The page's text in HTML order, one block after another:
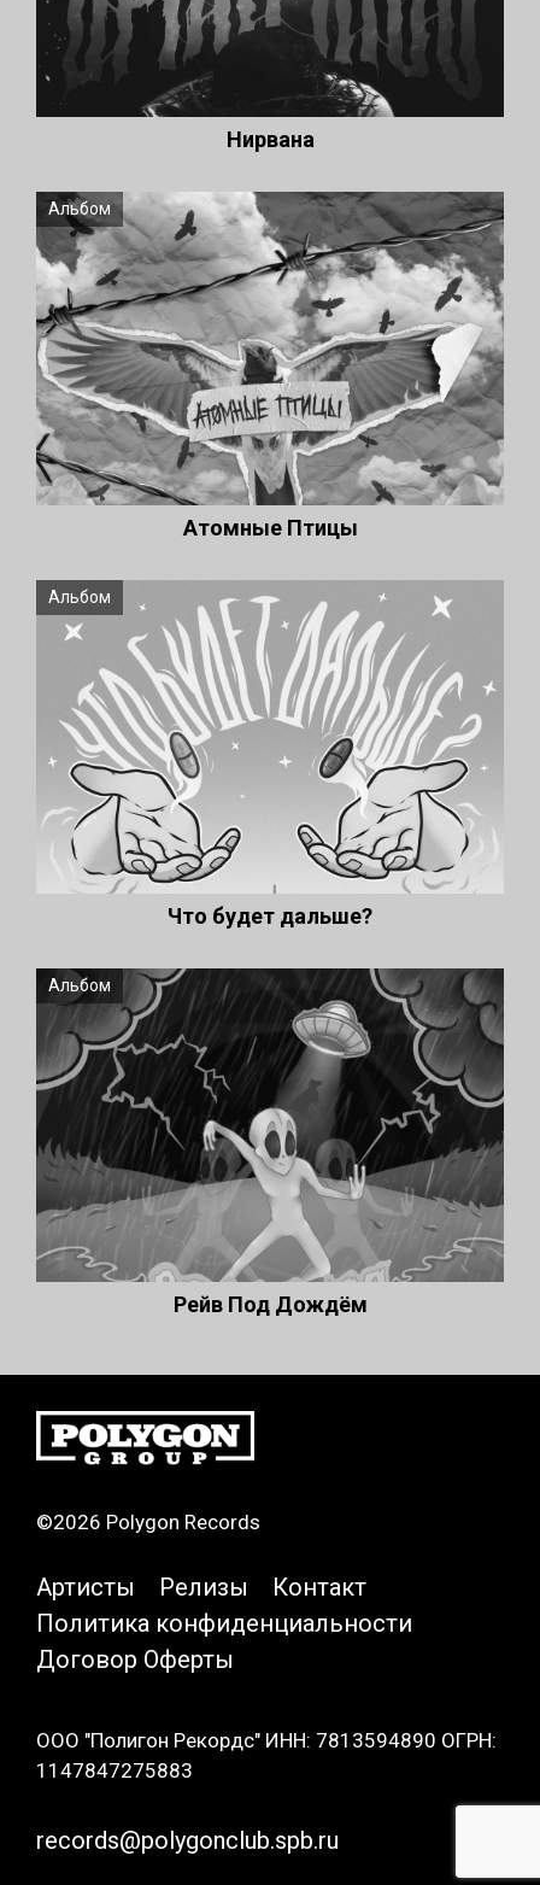
Нирвана
Альбом
Атомные Птицы
Альбом
Что будет дальше?
Альбом
Рейв Под Дождём
©2026 Polygon Records
Артисты Релизы
Контакт
Политика конфиденциальности
Договор Оферты
ООО "Полигон Рекордс" ИНН: 7813594890 ОГРН:
1147847275883
records@polygonclub.spb.ru